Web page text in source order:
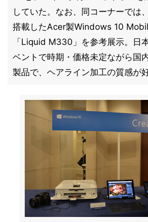
していた。なお、同コーナーでは
搭載したAcer製Windows 10
「Liquid M330」を参考展示。日
ベントで時期・価格未定ながら国
製品で、ヘアライン加工の質感が